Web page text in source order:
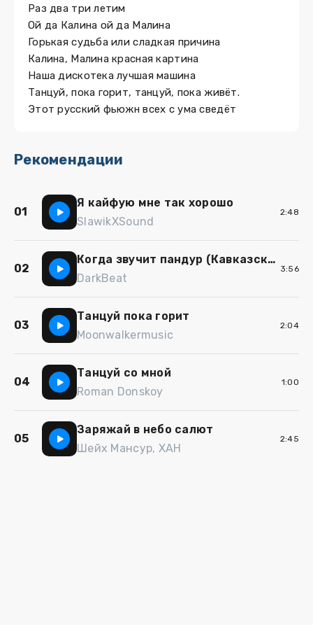
Раз два три летим
Ой да Калина ой да Малина
Горькая судьба или сладкая причина
Калина, Малина красная картина
Наша дискотека лучшая машина
Танцуй, пока горит, танцуй, пока живёт.
Этот русский фьюжн всех с ума сведёт
Рекомендации
01
Я кайфую мне так хорошо
SlawikXSound
2:48
02
Когда звучит пандур (Кавказская Лезгинка)
DarkBeat
3:56
03
Танцуй пока горит
Moonwalkermusic
2:04
04
Танцуй со мной
Roman Donskoy
1:00
05
Заряжай в небо салют
Шейх Мансур, ХАН
2:45